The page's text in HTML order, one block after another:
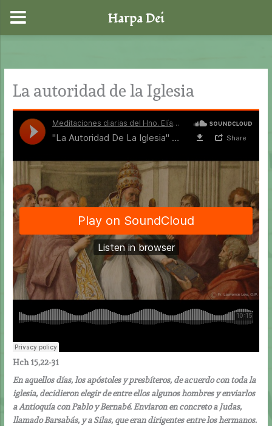
contenido
La autoridad de la Iglesia
Hch 15,22-31
En aquellos días, los apóstoles y presbíteros, de acuerdo con toda la
iglesia, decidieron elegir de entre ellos algunos hombres y enviarlos
a Antioquía con Pablo y Bernabé. Enviaron en concreto a Judas,
llamado Barsabás, y a Silas, que eran dirigentes entre los hermanos.
Harpa Dei